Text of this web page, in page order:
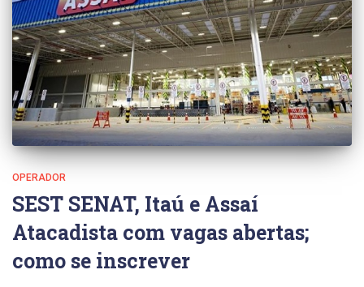
OPERADOR
SEST SENAT, Itaú e Assaí
Atacadista com vagas abertas;
como se inscrever